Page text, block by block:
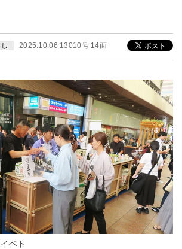
2025.10.06 13010号 14面
ベト